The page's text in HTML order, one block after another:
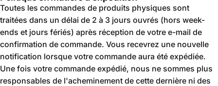
Toutes les commandes de produits physiques sont
traitées dans un délai de 2 à 3 jours ouvrés (hors week-
ends et jours fériés) après réception de votre e-mail de
confirmation de commande. Vous recevrez une nouvelle
notification lorsque votre commande aura été expédiée.
Une fois votre commande expédié, nous ne sommes plus
responsables de l'acheminement de cette dernière ni des